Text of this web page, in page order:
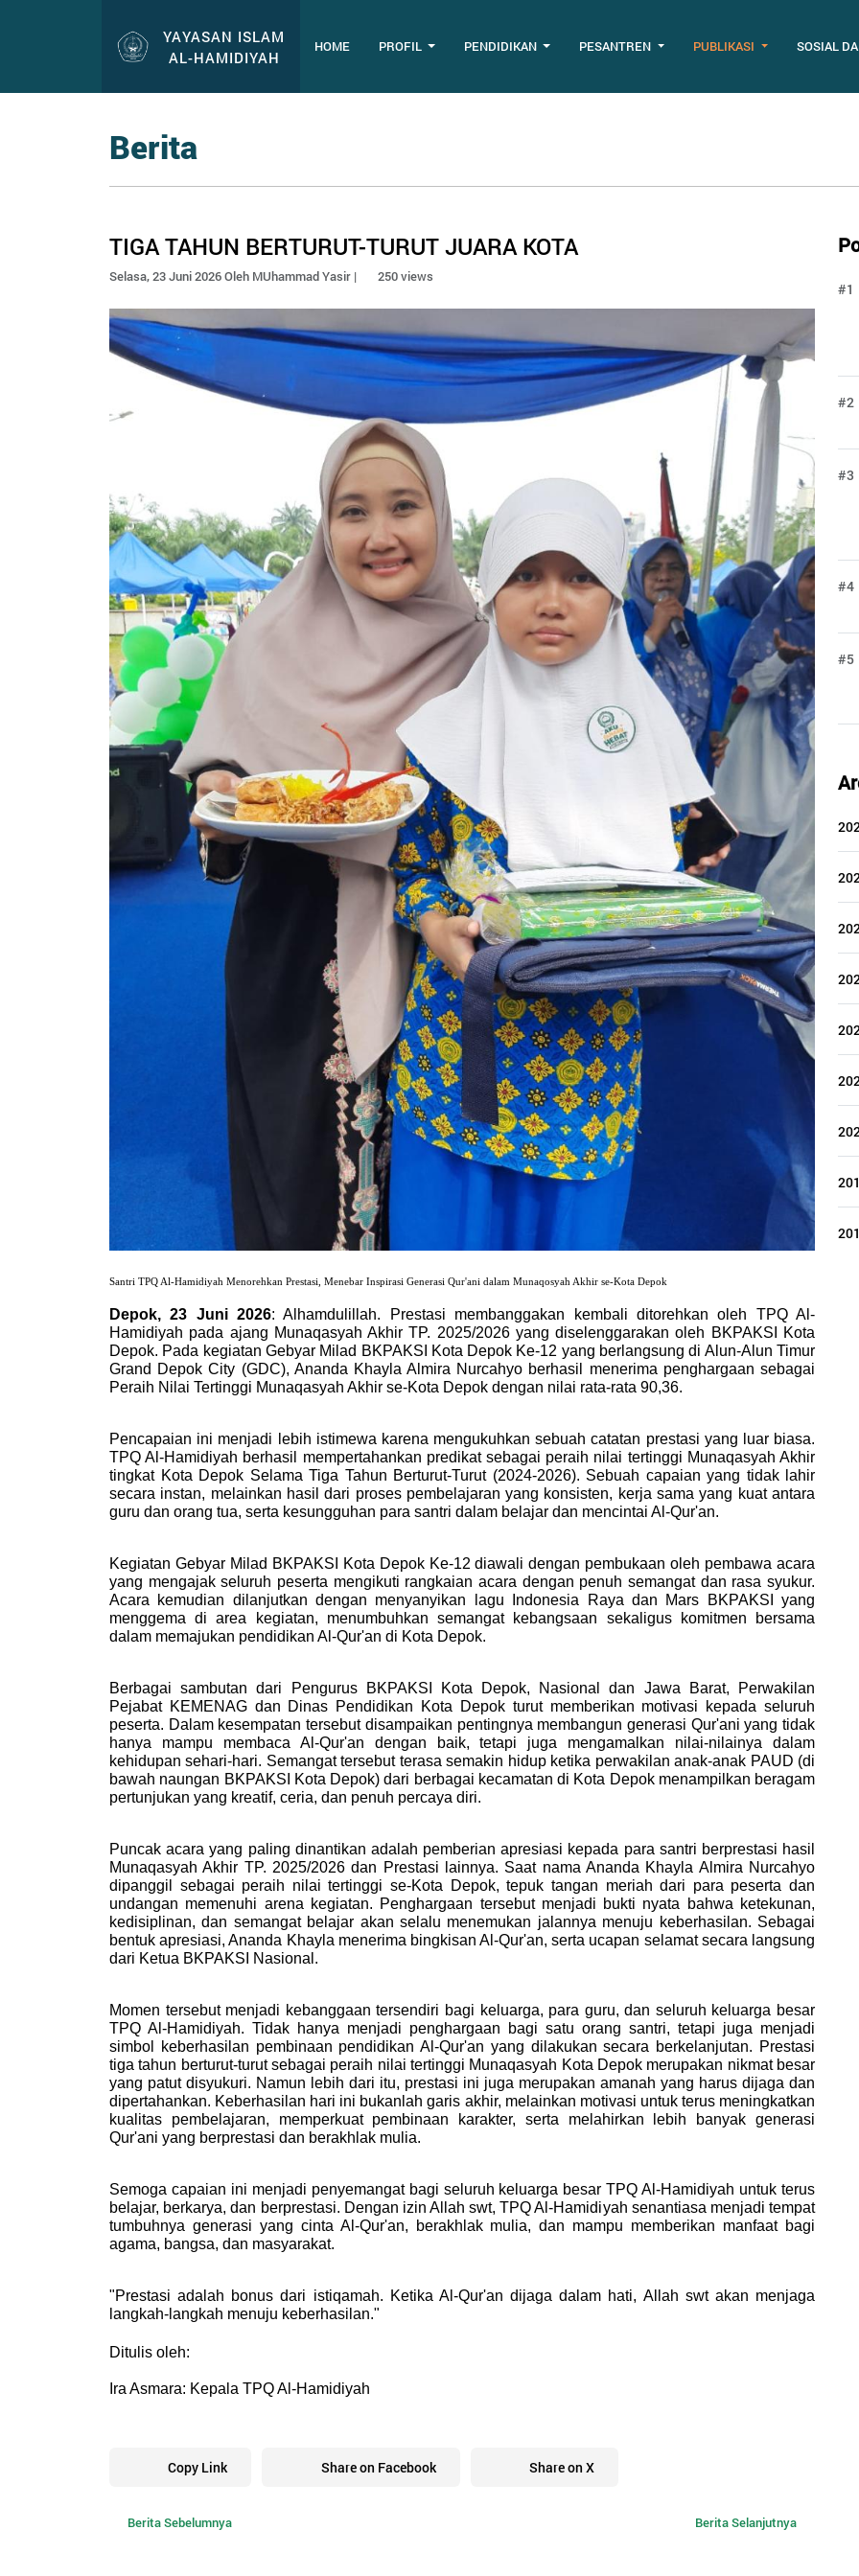
YAYASAN ISLAM
AL-HAMIDIYAH
HOME PROFIL PENDIDIKAN PESANTREN PUBLIKASI SOSIAL
Berita
TIGA TAHUN BERTURUT-TURUT JUARA KOTA
Selasa, 23 Juni 2026 Oleh MUhammad Yasir | 250 views
Santri TPQ Al-Hamidiyah Menorehkan Prestasi, Menebar Inspirasi Generasi Qur'ani dalam Munaqosyah Akhir se-Kota Depok
Depok, 23 Juni 2026: Alhamdulillah. Prestasi membanggakan kembali ditorehkan oleh TPQ Al-
Hamidiyah pada ajang Munaqasyah Akhir TP. 2025/2026 yang diselenggarakan oleh BKPAKSI Kota
Depok. Pada kegiatan Gebyar Milad BKPAKSI Kota Depok Ke-12 yang berlangsung di Alun-Alun Timur
Grand Depok City (GDC), Ananda Khayla Almira Nurcahyo berhasil menerima penghargaan sebagai
Peraih Nilai Tertinggi Munaqasyah Akhir se-Kota Depok dengan nilai rata-rata 90,36.
Pencapaian ini menjadi lebih istimewa karena mengukuhkan sebuah catatan prestasi yang luar biasa.
TPQ Al-Hamidiyah berhasil mempertahankan predikat sebagai peraih nilai tertinggi Munaqasyah Akhir
tingkat Kota Depok Selama Tiga Tahun Berturut-Turut (2024-2026). Sebuah capaian yang tidak lahir
secara instan, melainkan hasil dari proses pembelajaran yang konsisten, kerja sama yang kuat antara
guru dan orang tua, serta kesungguhan para santri dalam belajar dan mencintai Al-Qur'an.
Kegiatan Gebyar Milad BKPAKSI Kota Depok Ke-12 diawali dengan pembukaan oleh pembawa acara
yang mengajak seluruh peserta mengikuti rangkaian acara dengan penuh semangat dan rasa syukur.
Acara kemudian dilanjutkan dengan menyanyikan lagu Indonesia Raya dan Mars BKPAKSI yang
menggema di area kegiatan, menumbuhkan semangat kebangsaan sekaligus komitmen bersama
dalam memajukan pendidikan Al-Qur'an di Kota Depok.
Berbagai sambutan dari Pengurus BKPAKSI Kota Depok, Nasional dan Jawa Barat, Perwakilan
Pejabat KEMENAG dan Dinas Pendidikan Kota Depok turut memberikan motivasi kepada seluruh
peserta. Dalam kesempatan tersebut disampaikan pentingnya membangun generasi Qur'ani yang tidak
hanya mampu membaca Al-Qur'an dengan baik, tetapi juga mengamalkan nilai-nilainya dalam
kehidupan sehari-hari. Semangat tersebut terasa semakin hidup ketika perwakilan anak-anak PAUD (di
bawah naungan BKPAKSI Kota Depok) dari berbagai kecamatan di Kota Depok menampilkan beragam
pertunjukan yang kreatif, ceria, dan penuh percaya diri.
Puncak acara yang paling dinantikan adalah pemberian apresiasi kepada para santri berprestasi hasil
Munaqasyah Akhir TP. 2025/2026 dan Prestasi lainnya. Saat nama Ananda Khayla Almira Nurcahyo
dipanggil sebagai peraih nilai tertinggi se-Kota Depok, tepuk tangan meriah dari para peserta dan
undangan memenuhi arena kegiatan. Penghargaan tersebut menjadi bukti nyata bahwa ketekunan,
kedisiplinan, dan semangat belajar akan selalu menemukan jalannya menuju keberhasilan. Sebagai
bentuk apresiasi, Ananda Khayla menerima bingkisan Al-Qur'an, serta ucapan selamat secara langsung
dari Ketua BKPAKSI Nasional.
Momen tersebut menjadi kebanggaan tersendiri bagi keluarga, para guru, dan seluruh keluarga besar
TPQ Al-Hamidiyah. Tidak hanya menjadi penghargaan bagi satu orang santri, tetapi juga menjadi
simbol keberhasilan pembinaan pendidikan Al-Qur'an yang dilakukan secara berkelanjutan. Prestasi
tiga tahun berturut-turut sebagai peraih nilai tertinggi Munaqasyah Kota Depok merupakan nikmat besar
yang patut disyukuri. Namun lebih dari itu, prestasi ini juga merupakan amanah yang harus dijaga dan
dipertahankan. Keberhasilan hari ini bukanlah garis akhir, melainkan motivasi untuk terus meningkatkan
kualitas pembelajaran, memperkuat pembinaan karakter, serta melahirkan lebih banyak generasi
Qur'ani yang berprestasi dan berakhlak mulia.
Semoga capaian ini menjadi penyemangat bagi seluruh keluarga besar TPQ Al-Hamidiyah untuk terus
belajar, berkarya, dan berprestasi. Dengan izin Allah swt, TPQ Al-Hamidiyah senantiasa menjadi tempat
tumbuhnya generasi yang cinta Al-Qur'an, berakhlak mulia, dan mampu memberikan manfaat bagi
agama, bangsa, dan masyarakat.
"Prestasi adalah bonus dari istiqamah. Ketika Al-Qur'an dijaga dalam hati, Allah swt akan menjaga
langkah-langkah menuju keberhasilan."
Ditulis oleh:
Ira Asmara: Kepala TPQ Al-Hamidiyah
Copy Link Share on Facebook Share on X
Berita Sebelumnya Berita Selanjutnya
#1
#2
#3
#4
#5